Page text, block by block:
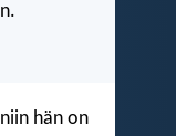
hän on